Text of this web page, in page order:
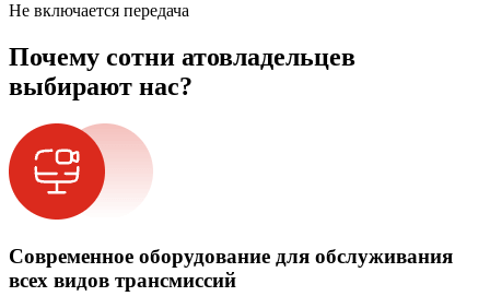
Не включается передача
Почему сотни атовладельцев
выбирают нас?
Современное оборудование для обслуживания
всех видов трансмиссий